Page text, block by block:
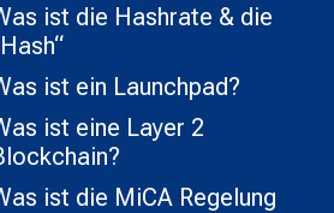
ist die Hashrate & die
ist ein Launchpad?
ist eine Layer 2
ist die MiCA Regelung